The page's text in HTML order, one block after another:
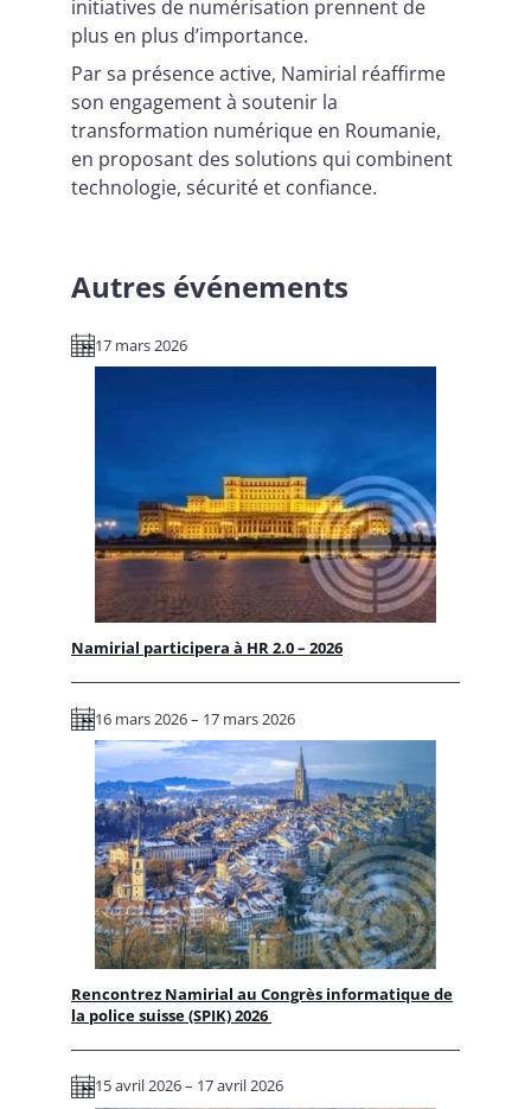
initiatives de numérisation prennent de
plus en plus d’importance.
Par sa présence active, Namirial réaffirme
son engagement à soutenir la
transformation numérique en Roumanie,
en proposant des solutions qui combinent
technologie, sécurité et confiance.
Autres événements
17 mars 2026
Namirial participera à HR 2.0 – 2026
16 mars 2026 – 17 mars 2026
Rencontrez Namirial au Congrès informatique de
la police suisse (SPIK) 2026
15 avril 2026 – 17 avril 2026